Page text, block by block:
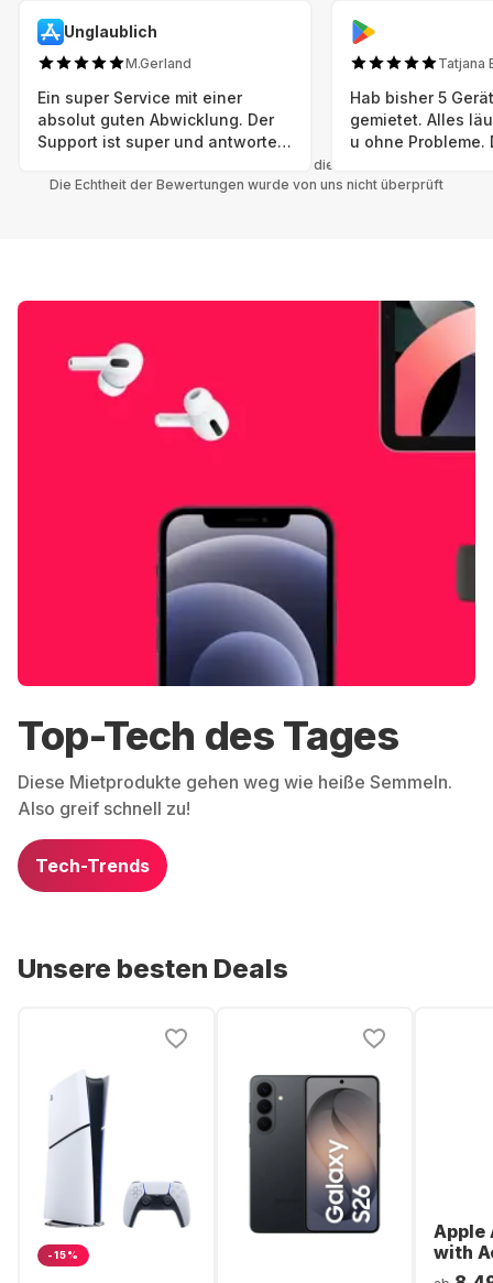
Unglaublich
M.Gerland
Ein super Service mit einer
absolut guten Abwicklung. Der
Support ist super und antworte
Tatjana
Hab bisher 5
gemietet. Alles
u ohne Probleme.
einwandfreien
Nachhaltig u wer
mal wieder ein
hat (Xbox,
Smartphone etc),
Grover nur
Möglichkeit
besteht nach
Alle Bewertungen beziehen sich auf die Grover App.
Die Echtheit der Bewertungen wurde von uns nicht überprüft
Top-Tech des Tages
Diese Mietprodukte gehen weg wie heiße Semmeln.
Also greif schnell zu!
Tech-Trends
Unsere besten Deals
-15%
Apple
with
Noise